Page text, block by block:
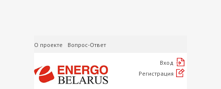
О проекте Вопрос-Ответ
Вход
Регистрация